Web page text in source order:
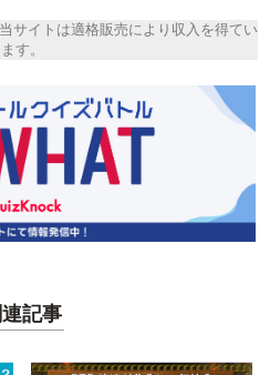
サイトは適格販売により収入を得てい
ます。
連記事